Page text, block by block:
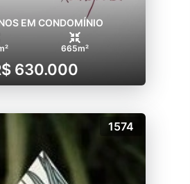
EM CONDOMÍNIO
665m²
630.000
1574